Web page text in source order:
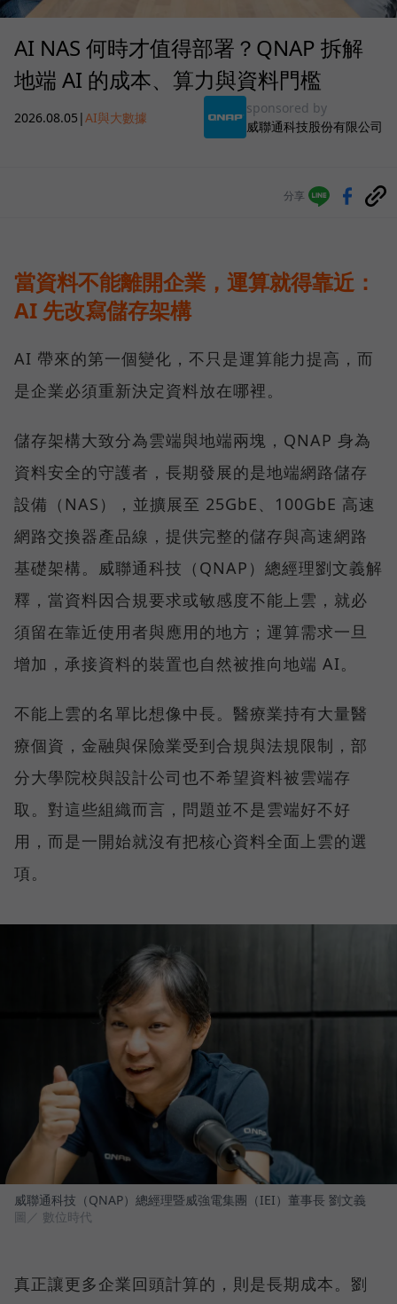
AI NAS 何時才值得部署？QNAP 拆解
地端 AI 的成本、算力與資料門檻
2026.08.05 |AI與大數據
sponsored by
威聯通科技股份有限公司
分享
當資料不能離開企業，運算就得靠近：
AI 先改寫儲存架構
AI 帶來的第一個變化，不只是運算能力提高，而
是企業必須重新決定資料放在哪裡。
儲存架構大致分為雲端與地端兩塊，QNAP 身為
資料安全的守護者，長期發展的是地端網路儲存
設備（NAS），並擴展至 25GbE、100GbE 高速
網路交換器產品線，提供完整的儲存與高速網路
基礎架構。威聯通科技（QNAP）總經理劉文義解
釋，當資料因合規要求或敏感度不能上雲，就必
須留在靠近使用者與應用的地方；運算需求一旦
增加，承接資料的裝置也自然被推向地端 AI。
不能上雲的名單比想像中長。醫療業持有大量醫
療個資，金融與保險業受到合規與法規限制，部
分大學院校與設計公司也不希望資料被雲端存
取。對這些組織而言，問題並不是雲端好不好
用，而是一開始就沒有把核心資料全面上雲的選
項。
威聯通科技（QNAP）總經理暨威強電集團（IEI）董事長 劉文義
圖／ 數位時代
真正讓更多企業回頭計算的，則是長期成本。劉